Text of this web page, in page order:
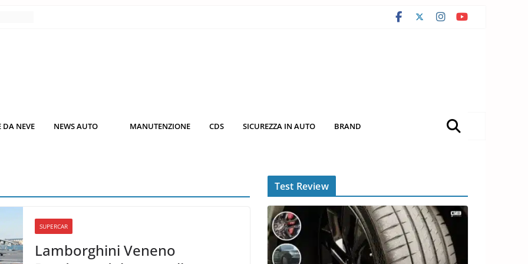
DA NEVE NEWS AUTO MANUTENZIONE CDS SICUREZZA IN AUTO BRAND
SUPERCAR
Lamborghini Veneno
Test Review